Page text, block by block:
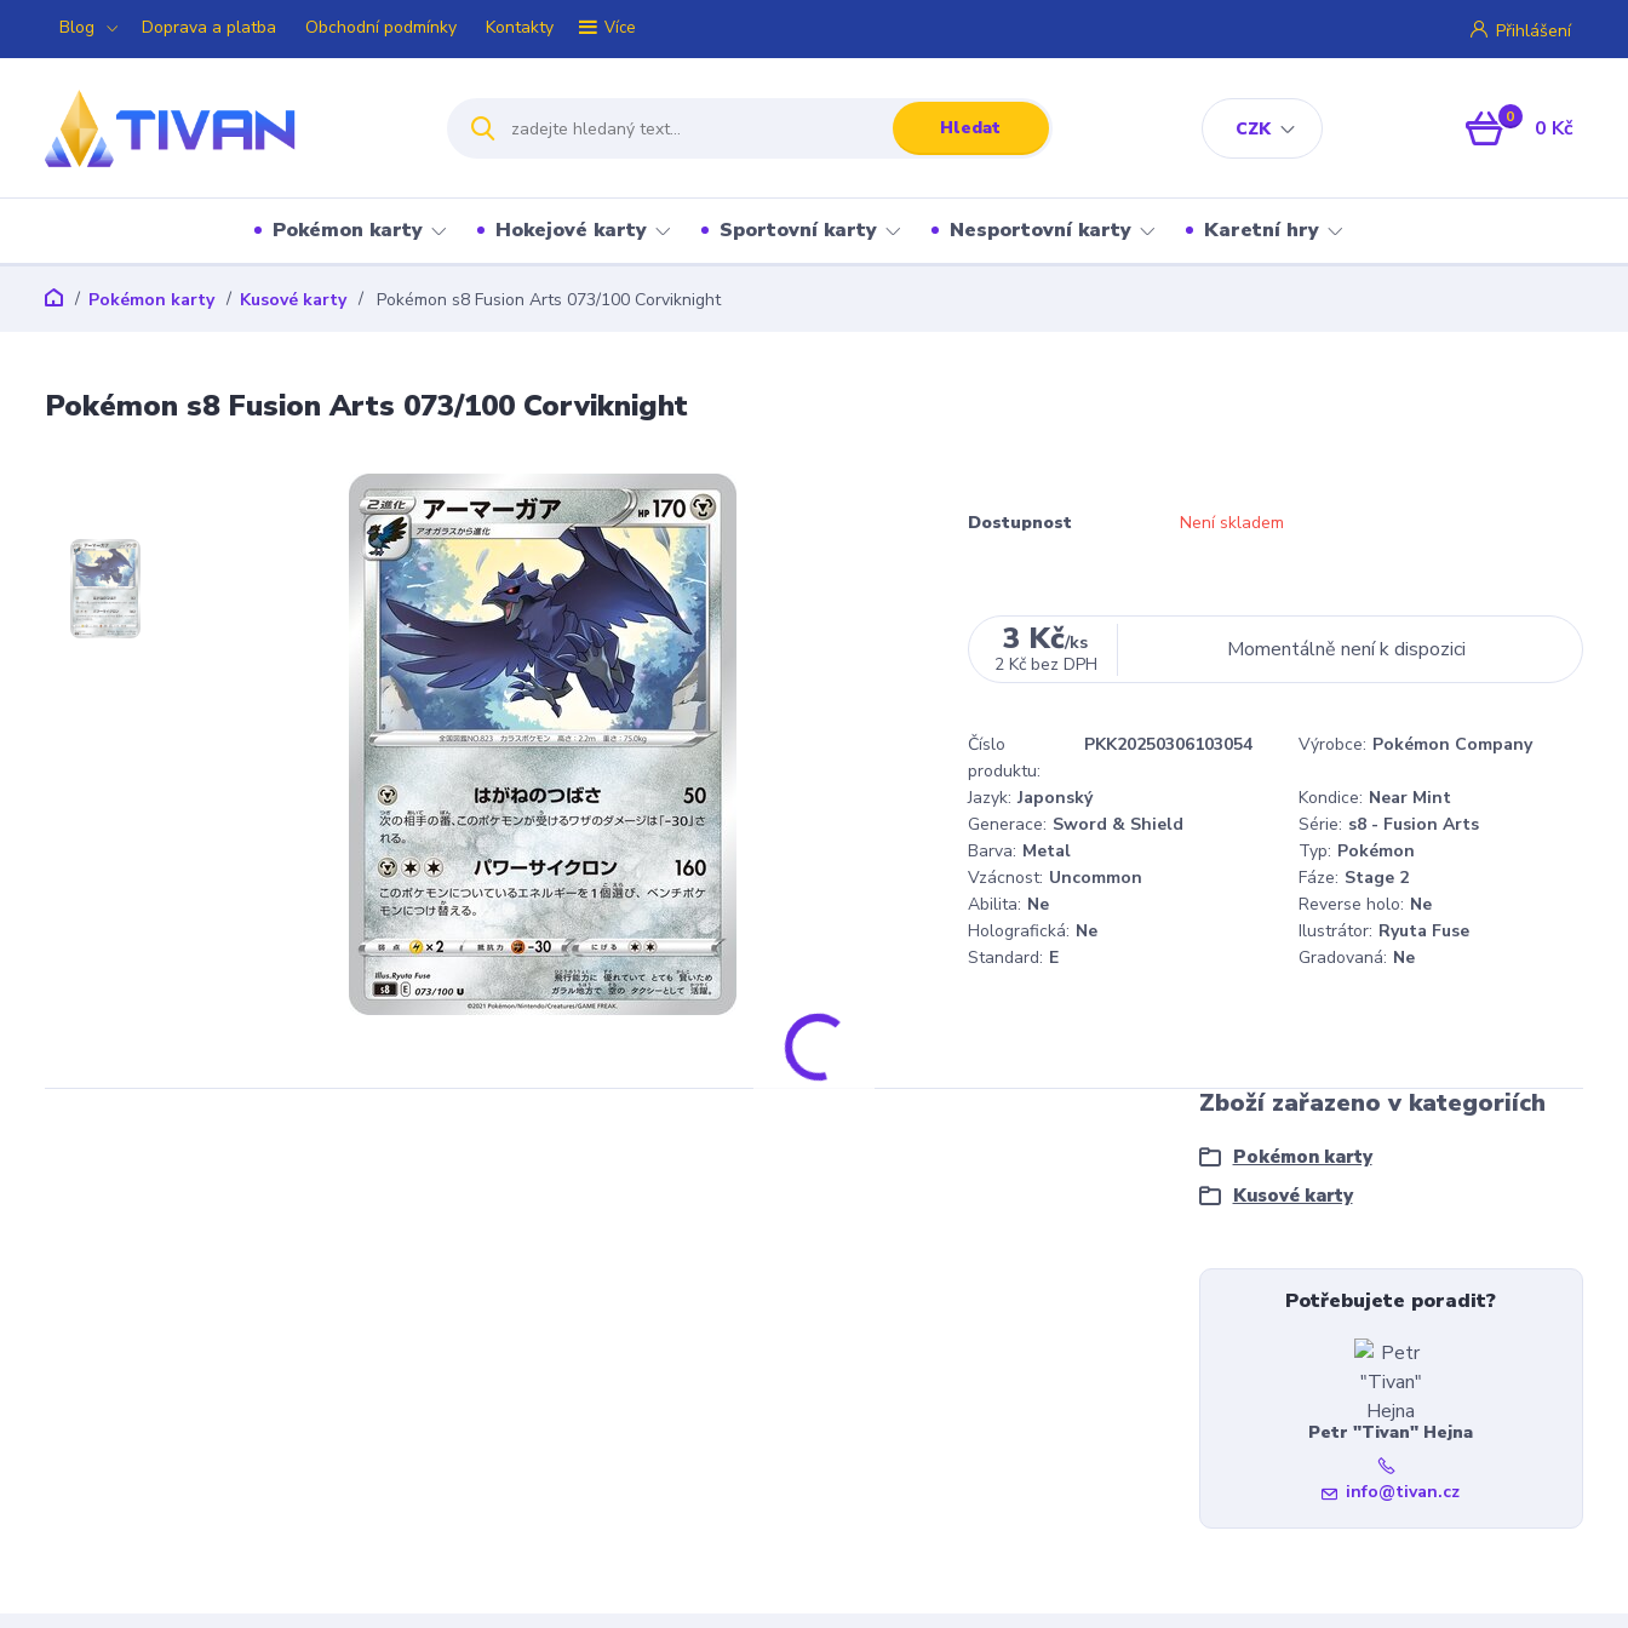
Blog Doprava a platba Obchodní podmínky Kontakty Více
CZK
Přihlášení
Hledat 0 0 Kč
Pokémon karty Hokejové karty Sportovní karty Nesportovní karty Karetní hry
Pokémon karty Kusové karty Pokémon s8 Fusion Arts 073/100 Corviknight
Pokémon s8 Fusion Arts 073/100 Corviknight
Dostupnost Není skladem
3 Kč/ks
2 Kč bez DPH
Momentálně není k dispozici
Číslo
produktu:
PKK20250306103054 Výrobce: Pokémon Company
Jazyk: Japonský Kondice: Near Mint
Generace: Sword & Shield Série: s8 - Fusion Arts
Barva: Metal Typ: Pokémon
Vzácnost: Uncommon Fáze: Stage 2
Abilita: Ne Reverse holo: Ne
Holografická: Ne Ilustrátor: Ryuta Fuse
Standard: E Gradovaná: Ne
Zboží zařazeno v kategoriích
Pokémon karty
Kusové karty
Potřebujete poradit?
Petr "Tivan" Hejna
info@tivan.cz